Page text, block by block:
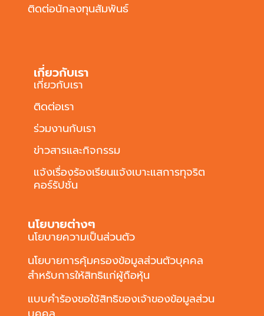
ติดต่อนักลงทุนสัมพันธ์
เกี่ยวกับเรา
เกี่ยวกับเรา
ติดต่อเรา
ร่วมงานกับเรา
ข่าวสารและกิจกรรม
แจ้งเรื่องร้องเรียนแจ้งเบาะแสการทุจริต
คอร์รัปชั่น
นโยบายต่างๆ
นโยบายความเป็นส่วนตัว
นโยบายการคุ้มครองข้อมูลส่วนตัวบุคคล
สำหรับการให้สิทธิแก่ผู้ถือหุ้น
แบบคำร้องขอใช้สิทธิของเจ้าของข้อมูลส่วน